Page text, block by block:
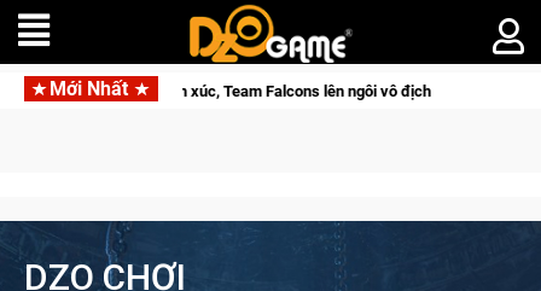
Mới Nhất
trình đầy cảm xúc, Team Falcons lên ngôi vô địch
DZO CHƠI